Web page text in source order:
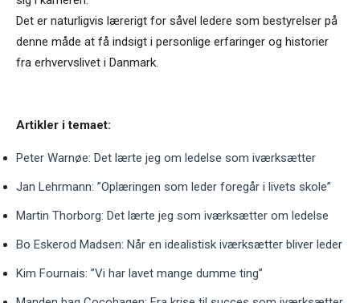
Det er naturligvis lærerigt for såvel ledere som bestyrelser på
denne måde at få indsigt i personlige erfaringer og historier
fra erhvervslivet i Danmark.
Artikler i temaet:
Peter Warnøe: Det lærte jeg om ledelse som iværksætter
Jan Lehrmann: ”Oplæringen som leder foregår i livets skole”
Martin Thorborg: Det lærte jeg som iværksætter om ledelse
Bo Eskerod Madsen: Når en idealistisk iværksætter bliver leder
Kim Fournais: ”Vi har lavet mange dumme ting”